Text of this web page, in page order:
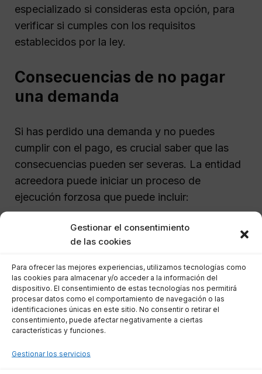
Gestionar el consentimiento
de las cookies
Para ofrecer las mejores experiencias, utilizamos tecnologías como
las cookies para almacenar y/o acceder a la información del
dispositivo. El consentimiento de estas tecnologías nos permitirá
procesar datos como el comportamiento de navegación o las
identificaciones únicas en este sitio. No consentir o retirar el
consentimiento, puede afectar negativamente a ciertas
características y funciones.
Gestionar los servicios
especializado si consideras esta opción, para
verificar si cumples con los requisitos
establecidos por la ley.
Consecuencias de no pagar
una demanda
Si has perdido una demanda y no puedes
cumplir con el pago, es crucial saber que las
consecuencias pueden ser severas. La entidad
acreedora puede iniciar un proceso de
ejecución forzosa que puede incluir:
Embargo de salarios o ingresos
parte de tu salario puede ser deducida
automáticamente para cubrir la deuda.
Embargo de bienes. Tu propiedad,
cuentas bancarias y otros activos
pueden ser embargados para satisfacer
la obligación pendiente.
podría afectar tu capacidad para obtener